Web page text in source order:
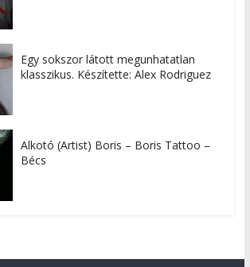
Egy sokszor látott megunhatatlan
klasszikus. Készítette: Alex Rodriguez
Alkotó (Artist) Boris – Boris Tattoo –
Bécs